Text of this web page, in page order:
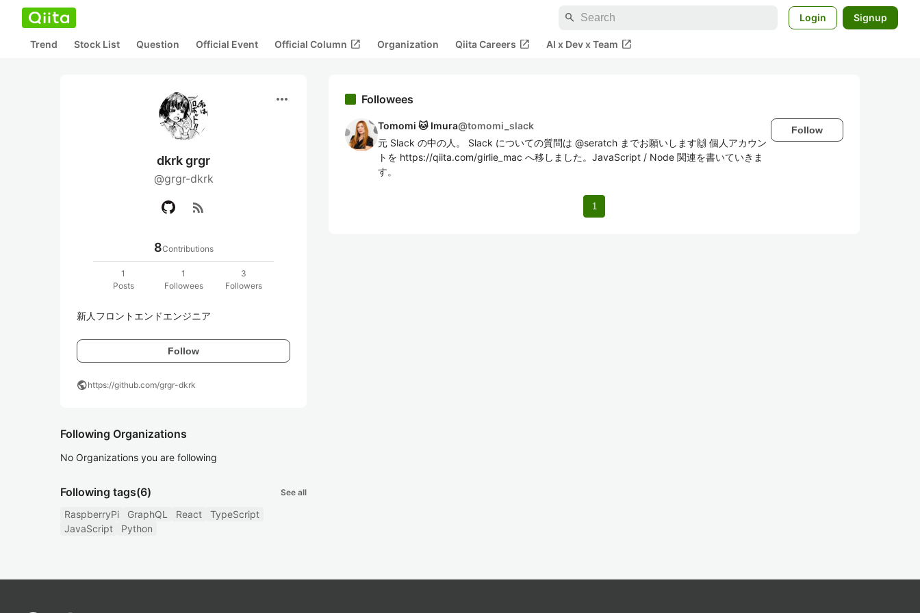
search Login Signup
Trend Stock List Question Official Event Official Column open_in_new Organization Qiita Careers open_in_new AI x Dev x Team open_in_new
more_horiz
dkrk grgr
@grgr-dkrk
rss_feed
8Contributions
1
Posts
1
Followees
3
Followers
新人フロントエンドエンジニア
Follow
publichttps://github.com/grgr-dkrk
Following Organizations
No Organizations you are following
Following tags(6) See all
RaspberryPi GraphQL React
TypeScript
JavaScript
Python
Followees
Tomomi 🐱 Imura@tomomi_slack
元 Slack の中の人。 Slack についての質問は @seratch までお願いします🙌 個人アカウン
トを https://qiita.com/girlie_mac へ移しました。JavaScript / Node 関連を書いていきま
す。
Follow
1